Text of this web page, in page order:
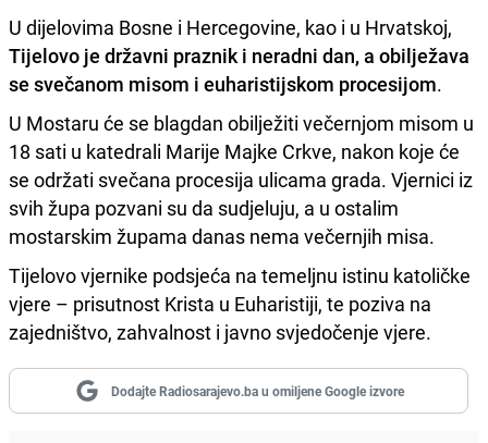
U dijelovima Bosne i Hercegovine, kao i u Hrvatskoj,
Tijelovo je državni praznik i neradni dan, a obilježava
se svečanom misom i euharistijskom procesijom.
U Mostaru će se blagdan obilježiti večernjom misom u
18 sati u katedrali Marije Majke Crkve, nakon koje će
se održati svečana procesija ulicama grada. Vjernici iz
svih župa pozvani su da sudjeluju, a u ostalim
mostarskim župama danas nema večernjih misa.
Tijelovo vjernike podsjeća na temeljnu istinu katoličke
vjere – prisutnost Krista u Euharistiji, te poziva na
zajedništvo, zahvalnost i javno svjedočenje vjere.
Dodajte Radiosarajevo.ba u omiljene Google izvore